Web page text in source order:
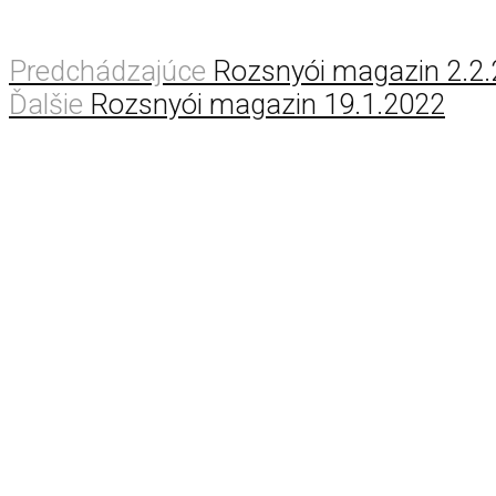
Predchádzajúce Rozsnyói magazin
Ďalšie Rozsnyói magazin 19.1.2022